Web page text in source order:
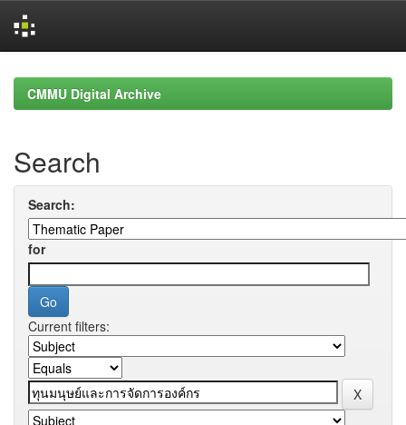
navigationCMMU Digital Archive
Search
Search:
for
Current filters: